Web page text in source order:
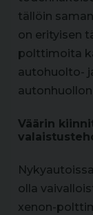
tällöin
on erityisen
polttimoita
autohuolto-
Väärin
olla
xenon-